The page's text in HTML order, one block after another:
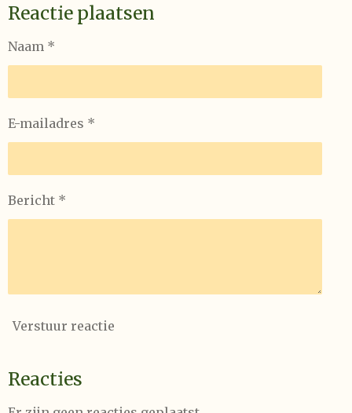
Reactie plaatsen
Naam *
E-mailadres *
Bericht *
Verstuur reactie
Reacties